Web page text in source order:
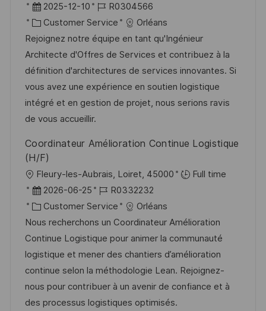
u
n
g
ö
c
h
u
n
g
r
t
D
a
t
u
m
d
e
r
e
f
t
2025-12-10
J
o
b
-
I
D
R0304566
K
a
t
e
g
o
r
e
Customer Service
Orléans
Rejoignez notre équipe en tant qu'Ingénieur
Architecte d'Offres de Services et contribuez à la
définition d'architectures de services innovantes. Si
vous avez une expérience en soutien logistique
intégré et en gestion de projet, nous serions ravis
de vous accueillir.
Coordinateur Amélioration Continue Logistique
(H/F)
O
r
t
Fleury-les-Aubrais, Loiret, 45000
Full time
D
a
t
u
m
d
e
r
2026-06-25
J
o
b
-
I
D
R0332232
K
a
t
e
g
o
r
Customer Service
Orléans
Nous recherchons un Coordinateur Amélioration
Continue Logistique pour animer la communauté
logistique et mener des chantiers d’amélioration
continue selon la méthodologie Lean. Rejoignez-
nous pour contribuer à un avenir de confiance et à
des processus logistiques optimisés.